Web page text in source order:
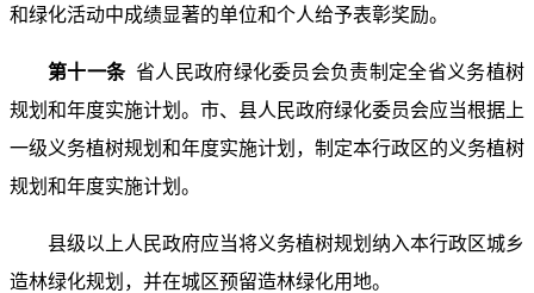
和绿化活动中成绩显著的单位和个人给予表彰奖励。
第十一条 省人民政府绿化委员会负责制定全省义务植树
规划和年度实施计划。市、县人民政府绿化委员会应当根据上
一级义务植树规划和年度实施计划，制定本行政区的义务植树
规划和年度实施计划。
县级以上人民政府应当将义务植树规划纳入本行政区城乡
造林绿化规划，并在城区预留造林绿化用地。